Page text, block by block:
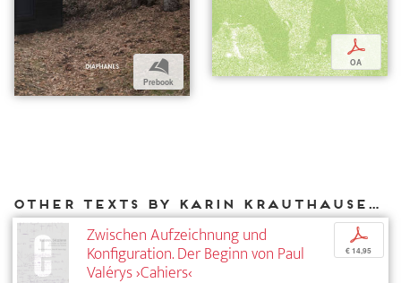
b
Prebook
p
OA
Other texts by Karin Krauthausen for DIAPHANES
Zwischen Aufzeichnung und
Konfiguration. Der Beginn von Paul
Valérys ›Cahiers‹
p
€ 14,95